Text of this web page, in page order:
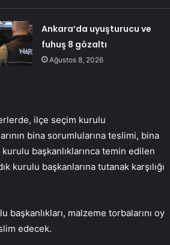
Ankara’da uyuşturucu ve
fuhuş 8 gözaltı
Ağustos 8, 2026
ilçe seçim kurulu
bina sorumlularına teslimi, bina
başkanlıklarınca temin edilen
başkanlarına tutanak karşılığı
malzeme torbalarını oy
edecek.